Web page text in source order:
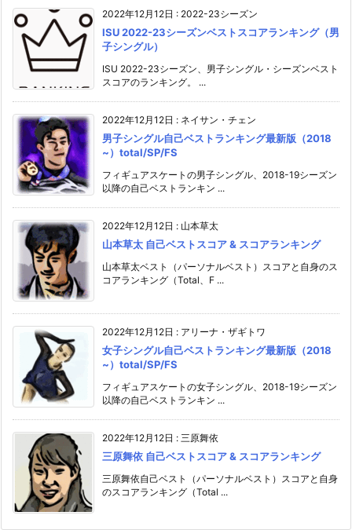
2022年12月12日 : 2022-23シーズン
ISU 2022-23シーズンベストスコアランキング（男
子シングル）
ISU 2022-23シーズン、男子シングル・シーズンベスト
スコアのランキング。 ...
2022年12月12日 : ネイサン・チェン
男子シングル自己ベストランキング最新版（2018
~）total/SP/FS
フィギュアスケートの男子シングル、2018-19シーズン
以降の自己ベストランキン ...
2022年12月12日 : 山本草太
山本草太 自己ベストスコア & スコアランキング
山本草太ベスト（パーソナルベスト）スコアと自身のス
コアランキング（Total、F ...
2022年12月12日 : アリーナ・ザギトワ
女子シングル自己ベストランキング最新版（2018
~）total/SP/FS
フィギュアスケートの女子シングル、2018-19シーズン
以降の自己ベストランキン ...
2022年12月12日 : 三原舞依
三原舞依 自己ベストスコア & スコアランキング
三原舞依自己ベスト（パーソナルベスト）スコアと自身
のスコアランキング（Total ...